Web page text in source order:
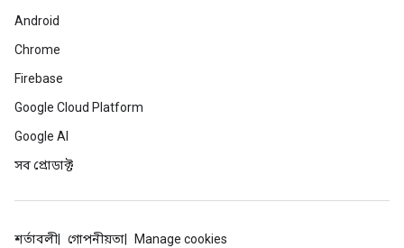
Android
Chrome
Firebase
Google Cloud Platform
Google AI
সব প্রোডাক্ট
শর্তাবলী গোপনীয়তা Manage cookies